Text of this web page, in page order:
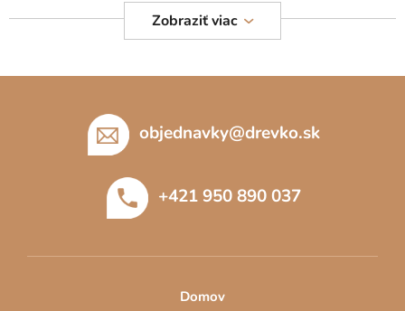
v
ý
i
Zobraziť viac
objednavky@drevko.sk
+421 950 890 037
Domov